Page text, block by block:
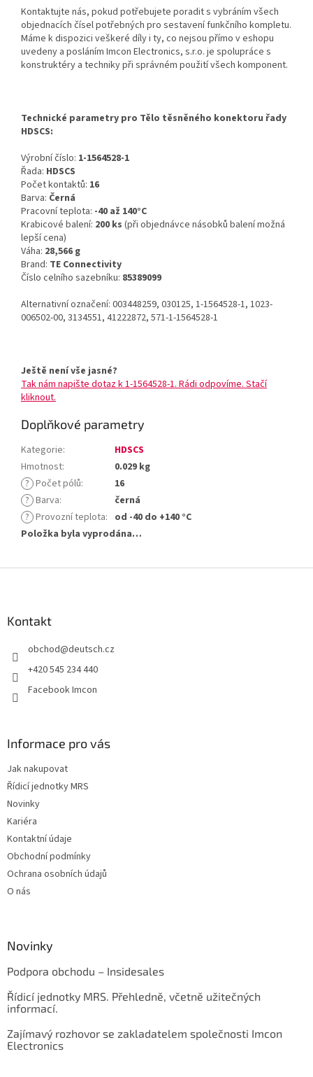
Kontaktujte nás, pokud potřebujete poradit s vybráním všech
objednacích čísel potřebných pro sestavení funkčního kompletu.
Máme k dispozici veškeré díly i ty, co nejsou přímo v eshopu
uvedeny a posláním Imcon Electronics, s.r.o. je spolupráce s
konstruktéry a techniky při správném použití všech komponent.
Technické parametry pro Tělo těsněného konektoru řady
HDSCS:
Výrobní číslo: 1-1564528-1
Řada: HDSCS
Počet kontaktů: 16
Barva: Černá
Pracovní teplota: -40 až 140°C
Krabicové balení: 200 ks (při objednávce násobků balení možná
lepší cena)
Váha: 28,566 g
Brand: TE Connectivity
Číslo celního sazebníku: 85389099
Alternativní označení: 003448259, 030125, 1-1564528-1, 1023-
006502-00, 3134551, 41222872, 571-1-1564528-1
Ještě není vše jasné?
Tak nám napište dotaz k 1-1564528-1. Rádi odpovíme. Stačí
kliknout.
Doplňkové parametry
Kategorie:
HDSCS
Hmotnost:
0.029 kg
? Počet pólů:
16
? Barva:
černá
? Provozní teplota: od -40 do +140 °C
Položka byla vyprodána…
Kontakt
obchod@deutsch.cz
+420 545 234 440
Facebook Imcon
Informace pro vás
Jak nakupovat
Řídicí jednotky MRS
Novinky
Kariéra
Kontaktní údaje
Obchodní podmínky
Ochrana osobních údajů
O nás
Novinky
Podpora obchodu – Insidesales
Řídicí jednotky MRS. Přehledně, včetně užitečných
informací.
Zajímavý rozhovor se zakladatelem společnosti Imcon
Electronics